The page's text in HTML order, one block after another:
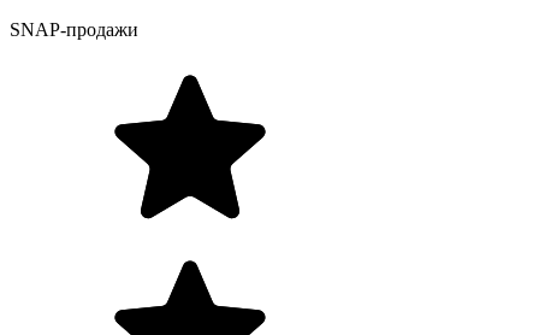
SNAP-продажи